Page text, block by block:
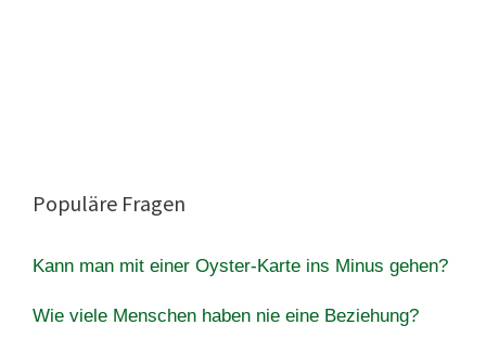
Populäre Fragen
Kann man mit einer Oyster-Karte ins Minus gehen?
Wie viele Menschen haben nie eine Beziehung?